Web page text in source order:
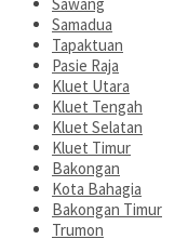
Samadua
Tapaktuan
Pasie Raja
Kluet Utara
Kluet Tengah
Kluet Selatan
Kluet Timur
Bakongan
Kota Bahagia
Bakongan Timur
Trumon